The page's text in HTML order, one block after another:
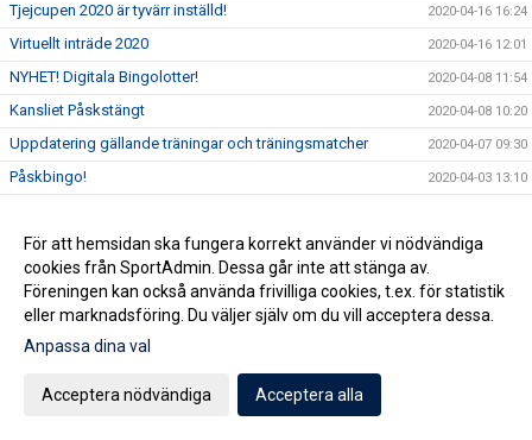
Tjejcupen 2020 är tyvärr inställd! 2020-04-16 16:24
Virtuellt inträde 2020 2020-04-16 12:01
NYHET! Digitala Bingolotter! 2020-04-08 11:54
Kansliet Påskstängt 2020-04-08 10:20
Uppdatering gällande träningar och träningsmatcher 2020-04-07 09:30
Påskbingo! 2020-04-03 13:10
Samtliga matcher ställs in tills vidare 2020-04-02 15:32
Uppdatering gällande aktiviter på Staffansvallen med
hänsyn till covid19
2020-03-14 10:10
Staffansvallen stängs ner tills vidare!
Nu anlitar vi en konsult för att optimera verksamheten
Vårens domarkurser
För att hemsidan ska fungera korrekt använder vi nödvändiga
cookies från SportAdmin. Dessa går inte att stänga av.
Föreningen kan också använda frivilliga cookies, t.ex. för statistik
eller marknadsföring. Du väljer själv om du vill acceptera dessa.
Anpassa dina val
Acceptera nödvändiga Acceptera alla